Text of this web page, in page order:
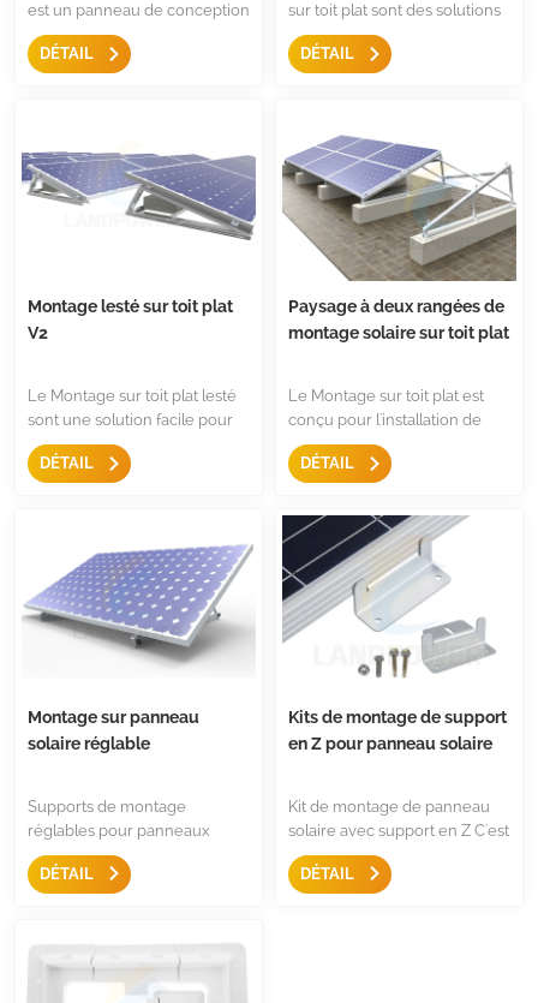
est un panneau de conception
ou de panneau solaire installé
en paysage,Juste quelques
DÉTAIL
sur toit plat sont des solutions
de montage rapides pour
l'orientation sud et est-ouest,
composants.
DÉTAIL
Montage lesté sur toit plat
V2
Le Montage sur toit plat lesté
sont une solution facile pour
monter le panneau, avec une
conception antidérapante, un
DÉTAIL
Paysage à deux rangées de
montage solaire sur toit plat
Le Montage sur toit plat est
conçu pour l'installation de
panneaux solaires à deux
rangées sur un toit plat, ils sont
pince centrale, d'une pince
d'extrémité, etc., sans
composants. À la fois pour une
installation résidentielle et
commerciale.
DÉTAIL
Montage sur panneau
solaire réglable
Supports de montage
réglables pour panneaux
solaires, avec pieds inclinables
pliables sur n'importe quelle
système hors réseau.
DÉTAIL
Kits de montage de support
en Z pour panneau solaire
Kit de montage de panneau
solaire avec support en Z C'est
le montage le plus simple
pour fixer la plupart des
DÉTAIL